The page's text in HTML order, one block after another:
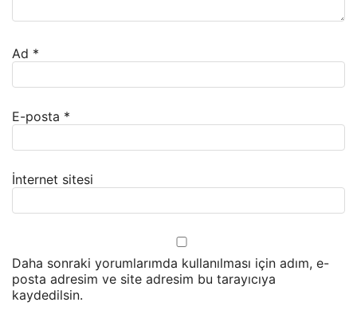
Ad *
E-posta *
İnternet sitesi
Daha sonraki yorumlarımda kullanılması için adım, e-
posta adresim ve site adresim bu tarayıcıya
kaydedilsin.